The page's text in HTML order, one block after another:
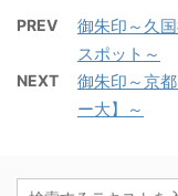
PREV
御朱印～久
スポット～
NEXT
御朱印～京
ー大】～